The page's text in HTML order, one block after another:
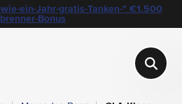
ein-Jahr-gratis-Tanken-" €1.500
Bonus